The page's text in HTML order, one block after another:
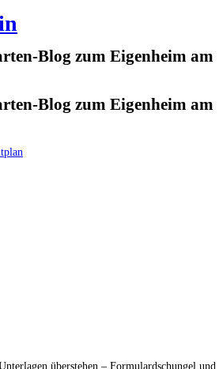
Blog zum Eigenheim am
Blog zum Eigenheim am
überstehen – Formulardschungel und